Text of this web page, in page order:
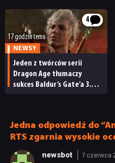
4
17 godzin temu
NEWSY
Jeden z twórców serii
Dragon Age tłumaczy
sukces Baldur’s Gate’a 3.
Jedna odpowiedź do
RTS zgarnia wysokie
newsbot 7 czerwca